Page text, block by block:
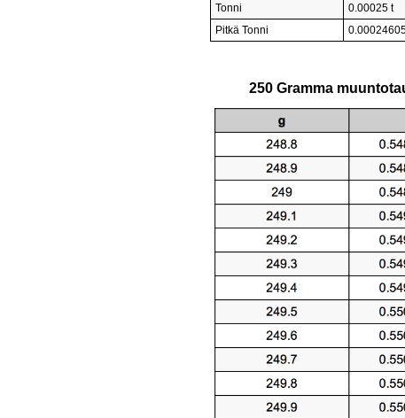
Tonni
0.00025 t
Pitkä Tonni
250 Gramma